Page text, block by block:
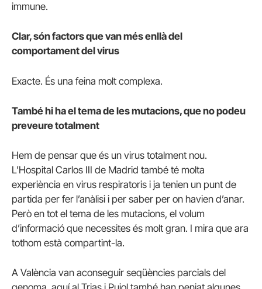
immune.
Clar, són factors que van més enllà del
comportament del virus
Exacte. És una feina molt complexa.
També hi ha el tema de les mutacions, que no podeu
preveure totalment
Hem de pensar que és un virus totalment nou.
L’Hospital Carlos III de Madrid també té molta
experiència en virus respiratoris i ja tenien un punt de
partida per fer l’anàlisi i per saber per on havien d’anar.
Però en tot el tema de les mutacions, el volum
d’informació que necessites és molt gran. I mira que ara
tothom està compartint-la.
A València van aconseguir seqüències parcials del